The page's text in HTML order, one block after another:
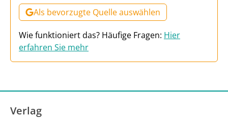
Als bevorzugte Quelle auswählen
Wie funktioniert das? Häufige Fragen: Hier
erfahren Sie mehr
Verlag